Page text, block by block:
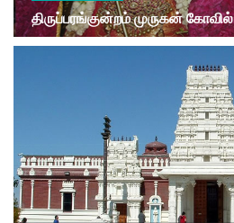
திருப்பரங்குன்றம் முருகன் கோவில்